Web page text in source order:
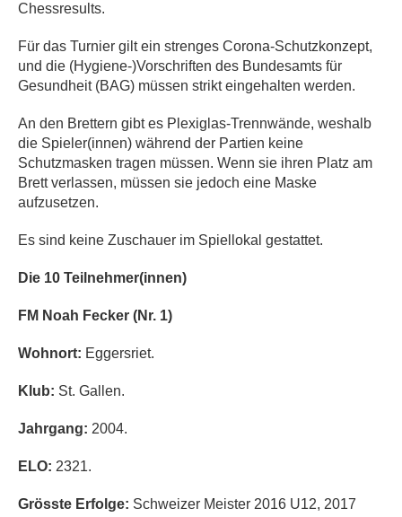
Chessresults.
Für das Turnier gilt ein strenges Corona-Schutzkonzept,
und die (Hygiene-)Vorschriften des Bundesamts für
Gesundheit (BAG) müssen strikt eingehalten werden.
An den Brettern gibt es Plexiglas-Trennwände, weshalb
die Spieler(innen) während der Partien keine
Schutzmasken tragen müssen. Wenn sie ihren Platz am
Brett verlassen, müssen sie jedoch eine Maske
aufzusetzen.
Es sind keine Zuschauer im Spiellokal gestattet.
Die 10 Teilnehmer(innen)
FM Noah Fecker (Nr. 1)
Wohnort: Eggersriet.
Klub: St. Gallen.
Jahrgang: 2004.
ELO: 2321.
Grösste Erfolge: Schweizer Meister 2016 U12, 2017